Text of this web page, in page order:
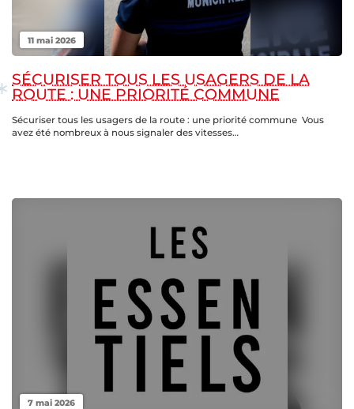
11 mai 2026
SÉCURISER TOUS LES USAGERS DE LA
ROUTE : UNE PRIORITÉ COMMUNE
Sécuriser tous les usagers de la route : une priorité commune Vous
avez été nombreux à nous signaler des vitesses…
7 mai 2026